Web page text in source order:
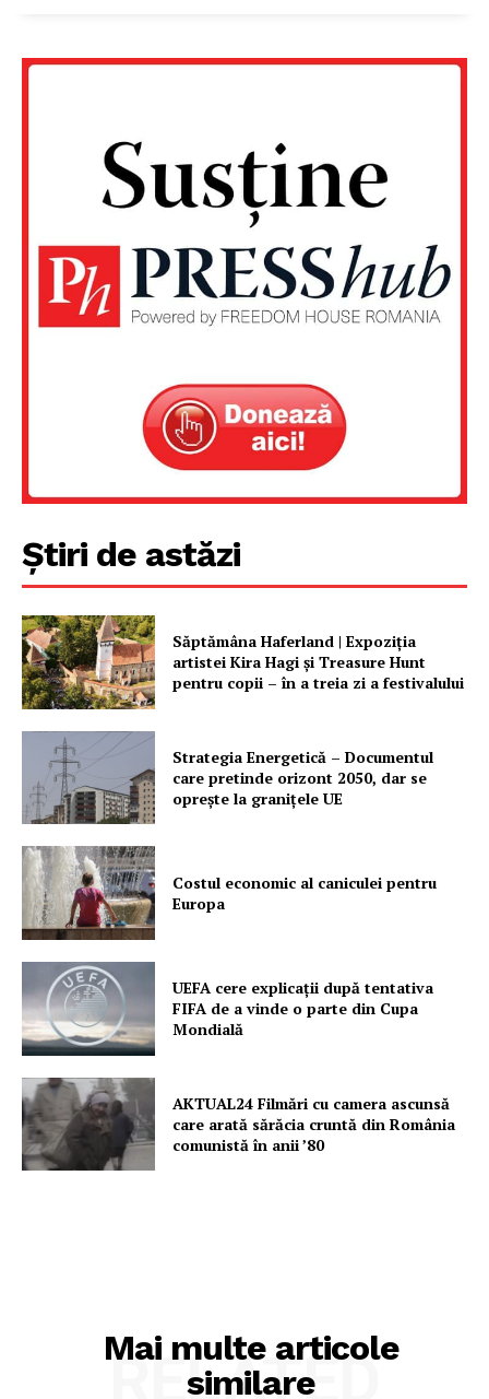
Un proiect
FREEDOM HOUSE ROMÂNIA
PRESShub
Știri de astăzi
Săptămâna Haferland | Expoziţia
artistei Kira Hagi şi Treasure Hunt
pentru copii – în a treia zi a festivalului
Strategia Energetică – Documentul
care pretinde orizont 2050, dar se
oprește la granițele UE
Costul economic al caniculei pentru
Europa
UEFA cere explicații după tentativa
FIFA de a vinde o parte din Cupa
Mondială
AKTUAL24 Filmări cu camera ascunsă
care arată sărăcia cruntă din România
comunistă în anii ’80
Mai multe articole
similare
RELATED